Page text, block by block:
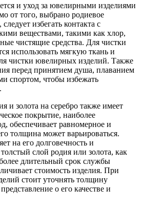
и уход за ювелирными изделиями
от того, выбрано родиевое
избегать контакта с
веществами, такими как хлор,
чистящие средства. Для чистки
использовать мягкую ткань и
чистки ювелирных изделий. Также
перед принятием душа, плаванием
спортом, чтобы избежать
и золота на серебро также имеет
покрытие, наиболее
обеспечивает равномерное и
толщина может варьироваться.
на его долговечность и
слой родия или золота, как
длительный срок службы
стоимость изделия. При
стоит уточнять толщину
о его качестве и